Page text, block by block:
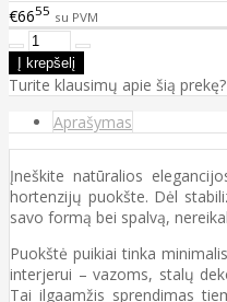
€6655 su PVM
Turite klausimų apie šią prekę?
Aprašymas
Įneškite natūralios
hortenzijų puokšte. Dėl
savo formą bei spalvą,
Puokštė puikiai tinka
interjerui – vazoms, stalų
Tai ilgaamžis sprendimas